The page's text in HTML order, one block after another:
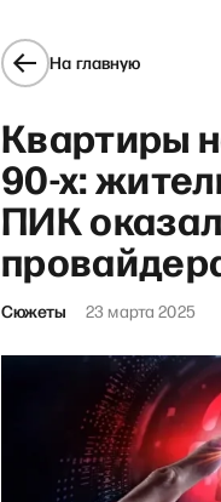
На главную
Квартиры
90-х:
ПИК
Сюжеты 23 марта 2025